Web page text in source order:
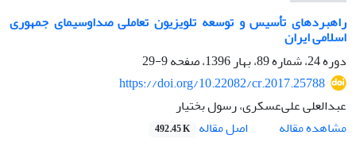
راهبردهای تأسیس و توسعه تلویزیون تعاملی صداوسیمای جمهوری
اسلامی ایران
دوره 24، شماره 89، بهار 1396، صفحه
9-29
https://doi.org/10.22082/cr.2017.25788
عبدالعلی علی‌عسکری، رسول بختیار
مشاهده مقاله
اصل مقاله 492.45 K